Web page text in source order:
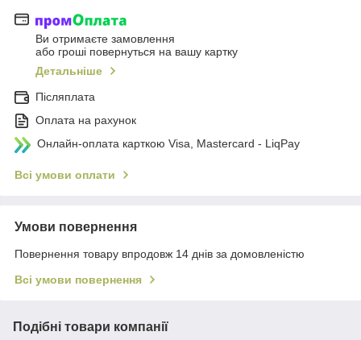
Ви отримаєте замовлення
або гроші повернуться на вашу картку
Детальніше
Післяплата
Оплата на рахунок
Онлайн-оплата карткою Visa, Mastercard - LiqPay
Всі умови оплати
Умови повернення
Повернення товару впродовж 14 днів за домовленістю
Всі умови повернення
Подібні товари компанії